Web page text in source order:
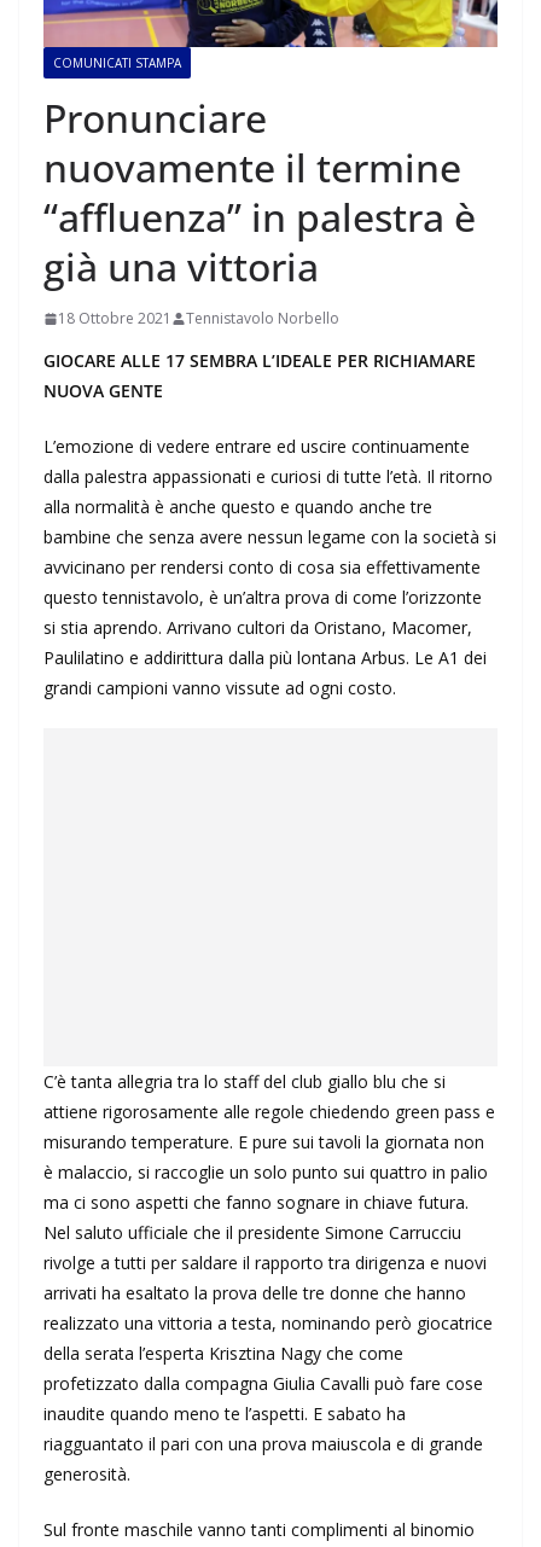
COMUNICATI STAMPA
Pronunciare
nuovamente il termine
“affluenza” in palestra è
già una vittoria
18 Ottobre 2021 Tennistavolo Norbello
GIOCARE ALLE 17 SEMBRA L’IDEALE PER RICHIAMARE
NUOVA GENTE
L’emozione di vedere entrare ed uscire continuamente
dalla palestra appassionati e curiosi di tutte l’età. Il ritorno
alla normalità è anche questo e quando anche tre
bambine che senza avere nessun legame con la società si
avvicinano per rendersi conto di cosa sia effettivamente
questo tennistavolo, è un’altra prova di come l’orizzonte
si stia aprendo. Arrivano cultori da Oristano, Macomer,
Paulilatino e addirittura dalla più lontana Arbus. Le A1 dei
grandi campioni vanno vissute ad ogni costo.
C’è tanta allegria tra lo staff del club giallo blu che si
attiene rigorosamente alle regole chiedendo green pass e
misurando temperature. E pure sui tavoli la giornata non
è malaccio, si raccoglie un solo punto sui quattro in palio
ma ci sono aspetti che fanno sognare in chiave futura.
Nel saluto ufficiale che il presidente Simone Carrucciu
rivolge a tutti per saldare il rapporto tra dirigenza e nuovi
arrivati ha esaltato la prova delle tre donne che hanno
realizzato una vittoria a testa, nominando però giocatrice
della serata l’esperta Krisztina Nagy che come
profetizzato dalla compagna Giulia Cavalli può fare cose
inaudite quando meno te l’aspetti. E sabato ha
riagguantato il pari con una prova maiuscola e di grande
generosità.
Sul fronte maschile vanno tanti complimenti al binomio